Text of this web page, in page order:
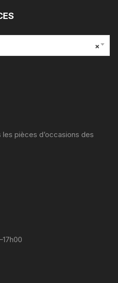
×
pièces d’occasions des